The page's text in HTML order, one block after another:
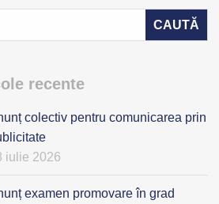
recente
colectiv pentru comunicarea prin
iulie 2026
examen promovare în grad